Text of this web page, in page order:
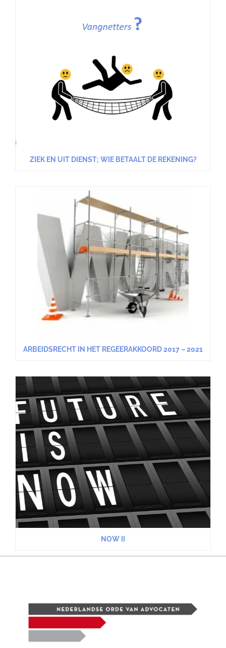
ZIEK EN UIT DIENST; WIE BETAALT DE REKENING?
ARBEIDSRECHT IN HET REGEERAKKOORD 2017 – 2021
NOW II